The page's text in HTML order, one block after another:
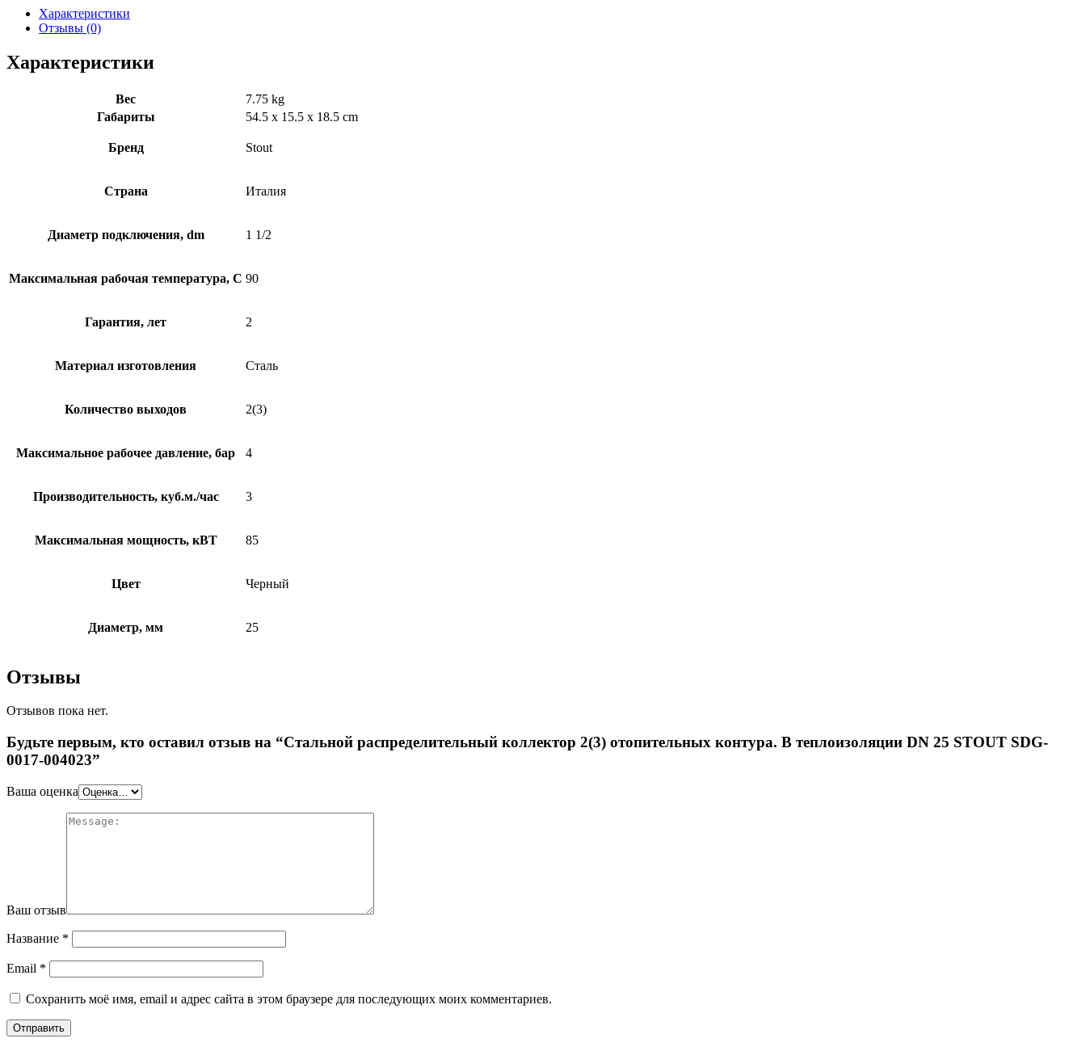
Характеристики
Отзывы (0)
Характеристики
Вес
7.75 kg
Габариты
54.5 x 15.5 x 18.5 cm
Бренд Stout
Страна Италия
Диаметр подключения, dm 1 1/2
Максимальная рабочая температура, C 90
Гарантия, лет 2
Материал изготовления Сталь
Количество выходов 2(3)
Максимальное рабочее давление, бар 4
Производительность, куб.м./час 3
Максимальная мощность, кВТ 85
Цвет Черный
Диаметр, мм 25
Отзывы
Отзывов пока нет.
Будьте первым, кто оставил отзыв на “Стальной распределительный коллектор 2(3) отопительных контура. В теплоизоляции DN 25 STOUT SDG-
0017-004023”
Ваша оценка
Ваш отзыв
Название *
Email *
Сохранить моё имя, email и адрес сайта в этом браузере для последующих моих комментариев.